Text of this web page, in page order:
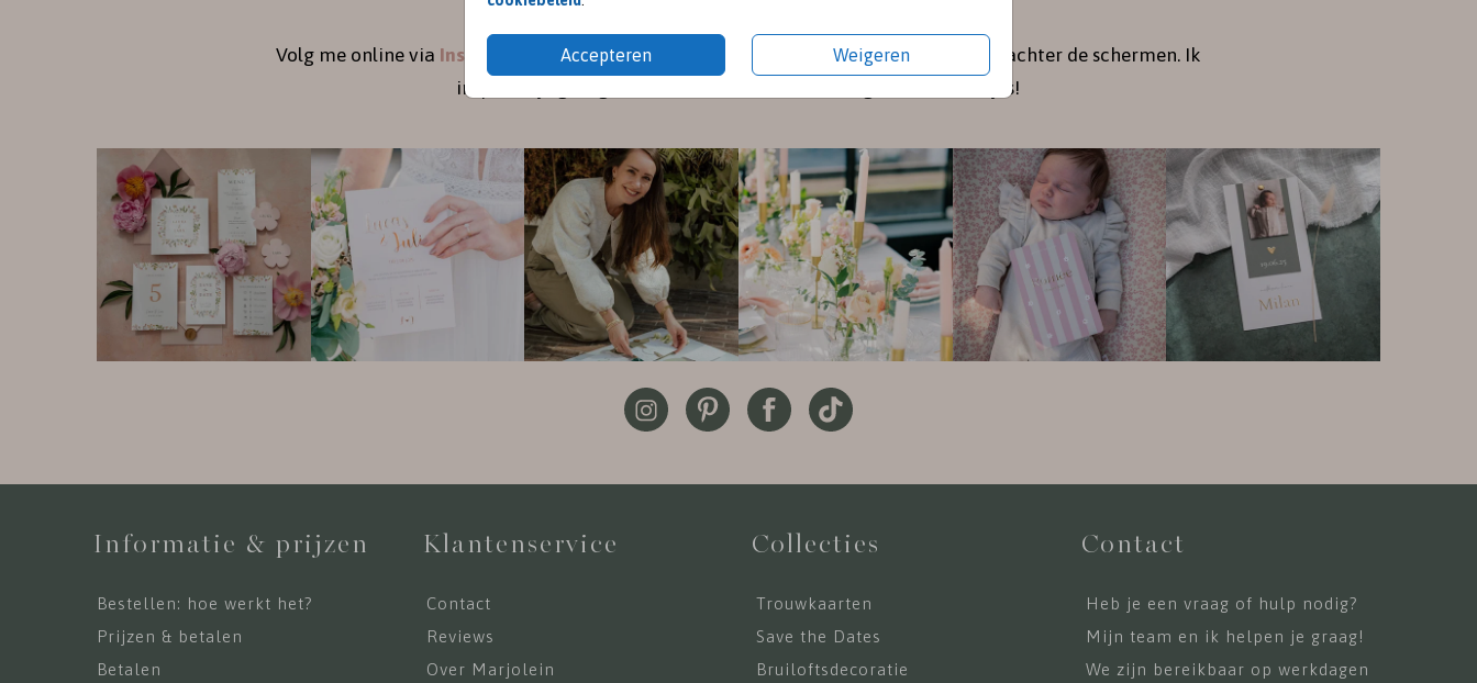
Accepteren Weigeren
Volg me online via Instagram Pinterestvoor de nieuwste ontwerpen en een kijkje achter de schermen. Ik
inspireer je graag met mooie trouwkaarten en geboortekaartjes!
Informatie & prijzen
Bestellen: hoe werkt het?
Prijzen & betalen
Betalen
Klantenservice
Contact
Reviews
Over Marjolein
Collecties
Trouwkaarten
Save the Dates
Bruiloftsdecoratie
Contact
Heb je een vraag of hulp nodig?
Mijn team en ik helpen je graag!
We zijn bereikbaar op werkdagen